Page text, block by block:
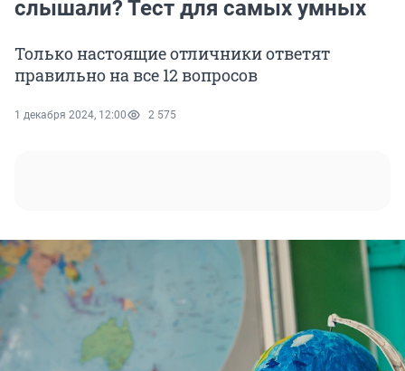
слышали? Тест для самых умных
Только настоящие отличники ответят
правильно на все 12 вопросов
1 декабря 2024, 12:00 2 575